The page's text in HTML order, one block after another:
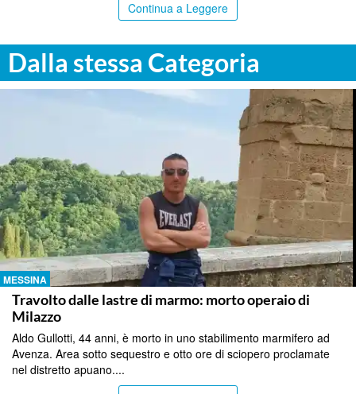
Continua a Leggere
Dalla stessa Categoria
MESSINA
Travolto dalle lastre di marmo: morto operaio di
Milazzo
Aldo Gullotti, 44 anni, è morto in uno stabilimento marmifero ad
Avenza. Area sotto sequestro e otto ore di sciopero proclamate
nel distretto apuano....